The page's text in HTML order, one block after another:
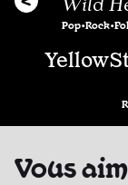
Wild
Vous